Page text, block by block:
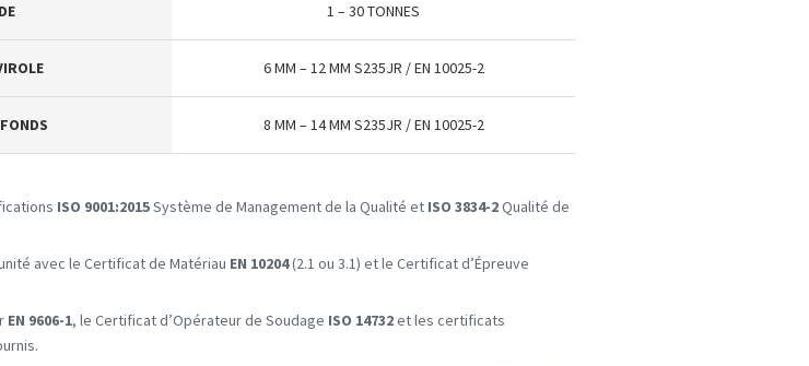
1 – 30 TONNES
6 MM – 12 MM S235JR / EN 10025-2
8 MM – 14 MM S235JR / EN 10025-2
ISO 9001:2015Système de Management de la Qualité et ISO 3834-2Qualité de
avec le Certificat de Matériau EN 10204(2.1 ou 3.1) et le Certificat d’Épreuve
EN 9606-1, le Certificat d’Opérateur de Soudage ISO 14732et les certificats